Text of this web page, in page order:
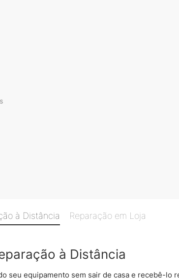
à Distância Reparação em Loja
à Distância
seu equipamento sem sair de casa e recebê-lo